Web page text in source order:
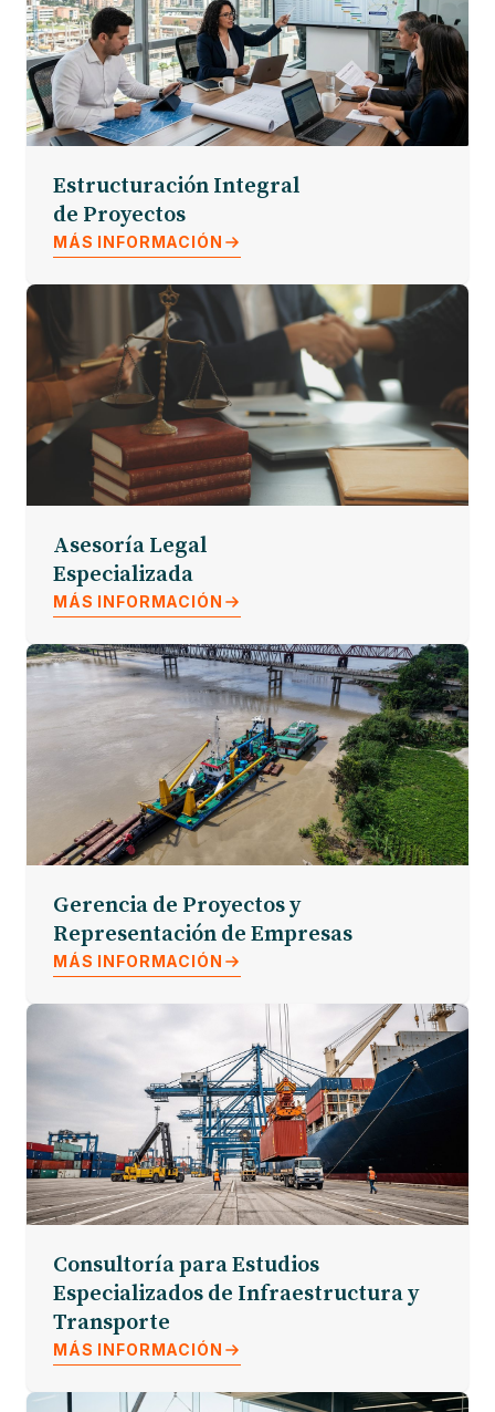
Estructuración Integral
de Proyectos
MÁS INFORMACIÓN
Asesoría Legal
Especializada
MÁS INFORMACIÓN
Gerencia de Proyectos y
Representación de Empresas
MÁS INFORMACIÓN
Consultoría para Estudios
Especializados de Infraestructura y
Transporte
MÁS INFORMACIÓN